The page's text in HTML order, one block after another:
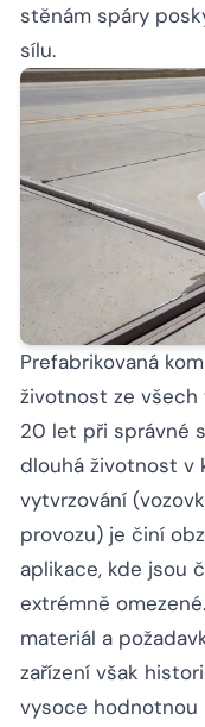
stěnám spáry
sílu.
Prefabrikovaná
životnost ze všech
20 let při správné
dlouhá životnost v
vytvrzování
provozu) je činí
aplikace, kde jsou
extrémně
materiál a
zařízení však
vysoce